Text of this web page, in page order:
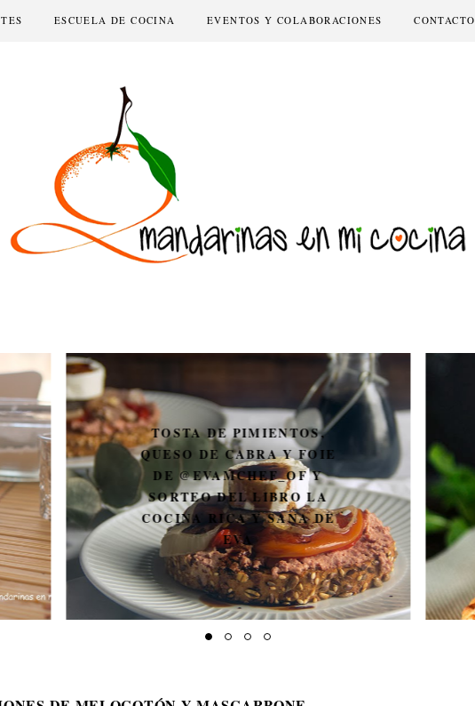
ESCUELA DE COCINA EVENTOS Y COLABORACIONES CONTACTO
TOSTA DE PIMIENTOS,
QUESO DE CABRA Y FOIE
DE @EVAMCHEF_OF Y
SORTEO DEL LIBRO LA
COCINA RICA Y SANA DE
EVA